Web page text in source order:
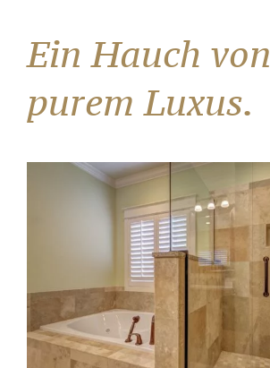
Ein Hauch von
purem Luxus.